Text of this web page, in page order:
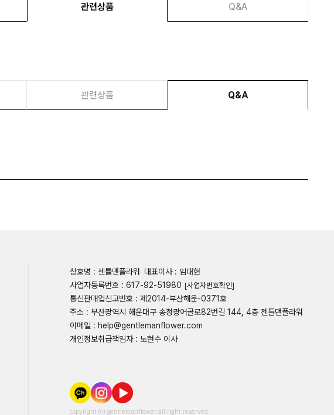
관련상품 Q&A
관련상품 Q&A
상호명 : 젠틀맨플라워 대표이사 : 임대현
사업자등록번호 : 617-92-51980 [사업자번호확인]
통신판매업신고번호 : 제2014-부산해운-0371호
주소 : 부산광역시 해운대구 송정광어골로82번길 144, 4층 젠틀맨플라워
이메일 : help@gentlemanflower.com
개인정보취급책임자 : 노현수 이사
copyright ⒞ gentlemanflower all right reserved